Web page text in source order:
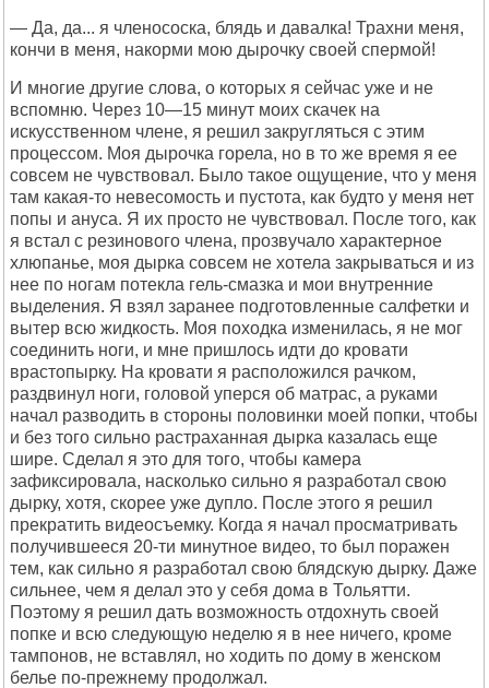
— Да, да... я членососка, блядь и давалка! Трахни меня,
кончи в меня, накорми мою дырочку своей спермой!
И многие другие слова, о которых я сейчас уже и не
вспомню. Через 10—15 минут моих скачек на
искусственном члене, я решил закругляться с этим
процессом. Моя дырочка горела, но в то же время я ее
совсем не чувствовал. Было такое ощущение, что у меня
там какая-то невесомость и пустота, как будто у меня нет
попы и ануса. Я их просто не чувствовал. После того, как
я встал с резинового члена, прозвучало характерное
хлюпанье, моя дырка совсем не хотела закрываться и из
нее по ногам потекла гель-смазка и мои внутренние
выделения. Я взял заранее подготовленные салфетки и
вытер всю жидкость. Моя походка изменилась, я не мог
соединить ноги, и мне пришлось идти до кровати
врастопырку. На кровати я расположился рачком,
раздвинул ноги, головой уперся об матрас, а руками
начал разводить в стороны половинки моей попки, чтобы
и без того сильно растраханная дырка казалась еще
шире. Сделал я это для того, чтобы камера
зафиксировала, насколько сильно я разработал свою
дырку, хотя, скорее уже дупло. После этого я решил
прекратить видеосъемку. Когда я начал просматривать
получившееся 20-ти минутное видео, то был поражен
тем, как сильно я разработал свою блядскую дырку. Даже
сильнее, чем я делал это у себя дома в Тольятти.
Поэтому я решил дать возможность отдохнуть своей
попке и всю следующую неделю я в нее ничего, кроме
тампонов, не вставлял, но ходить по дому в женском
белье по-прежнему продолжал.